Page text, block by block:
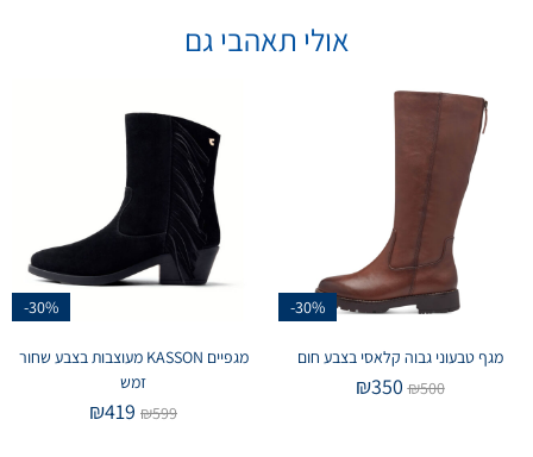
אולי תאהבי גם
-30%
מגף טבעוני גבוה קלאסי בצבע חום
₪500
₪350
-30%
מגפיים KASSON מעוצבות בצבע שחור
זמש
₪599
₪419